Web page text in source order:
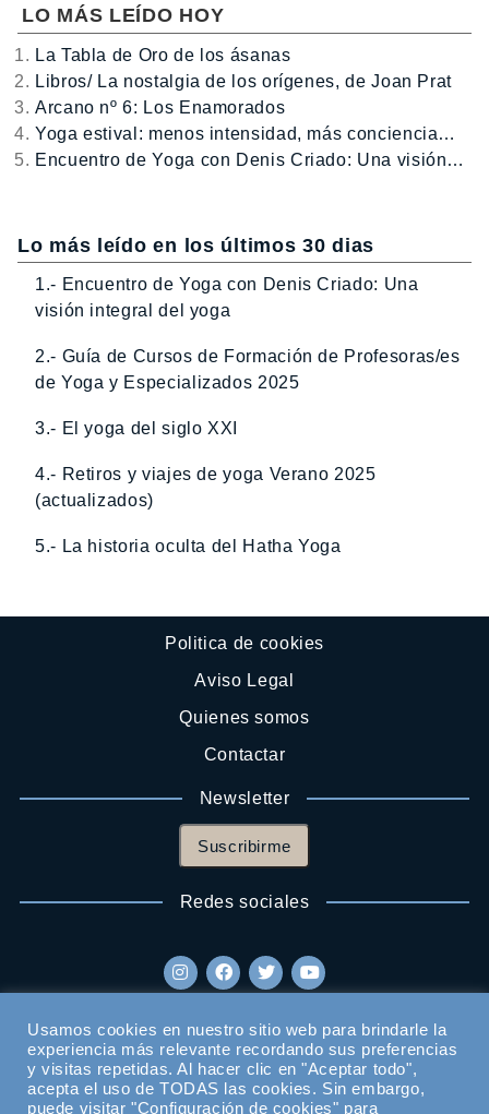
LO MÁS LEÍDO HOY
La Tabla de Oro de los ásanas
Libros/ La nostalgia de los orígenes, de Joan Prat
Arcano nº 6: Los Enamorados
Yoga estival: menos intensidad, más conciencia…
Encuentro de Yoga con Denis Criado: Una visión…
Lo más leído en los últimos 30 dias
1.- Encuentro de Yoga con Denis Criado: Una
visión integral del yoga
2.- Guía de Cursos de Formación de Profesoras/es
de Yoga y Especializados 2025
3.- El yoga del siglo XXI
4.- Retiros y viajes de yoga Verano 2025
(actualizados)
5.- La historia oculta del Hatha Yoga
Politica de cookies
Aviso Legal
Quienes somos
Contactar
Newsletter
Suscribirme
Redes sociales
Usamos cookies en nuestro sitio web para brindarle la
experiencia más relevante recordando sus preferencias
y visitas repetidas. Al hacer clic en "Aceptar todo",
acepta el uso de TODAS las cookies. Sin embargo,
puede visitar "Configuración de cookies" para